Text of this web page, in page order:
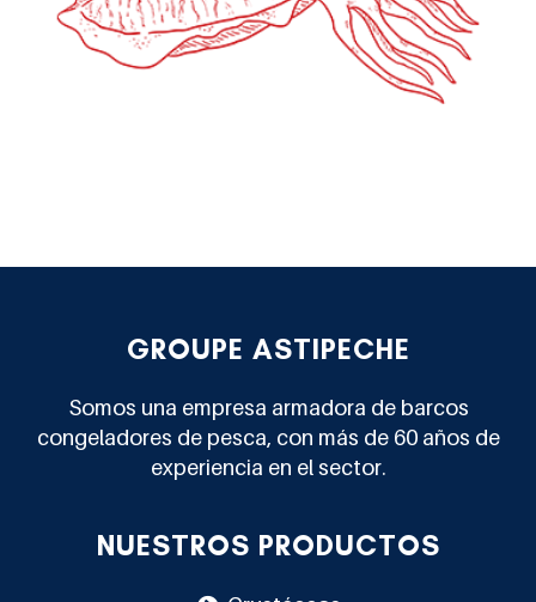
GROUPE ASTIPECHE
Somos una empresa armadora de barcos
congeladores de pesca, con más de 60 años de
experiencia en el sector.
NUESTROS PRODUCTOS